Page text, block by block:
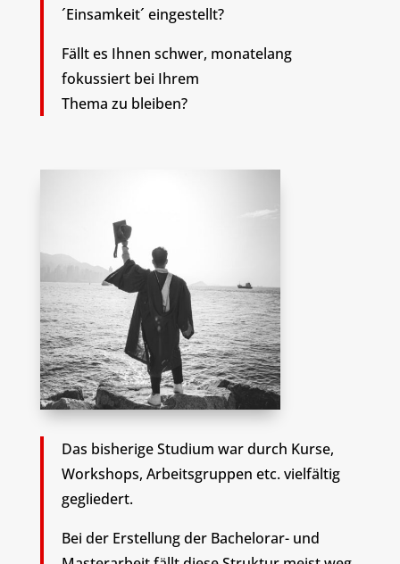
´Einsamkeit´ eingestellt?
Fällt es Ihnen schwer, monatelang
fokussiert bei Ihrem
Thema zu bleiben?
Das bisherige Studium war durch Kurse,
Workshops, Arbeitsgruppen etc. vielfältig
gegliedert.
Bei der Erstellung der Bachelorar- und